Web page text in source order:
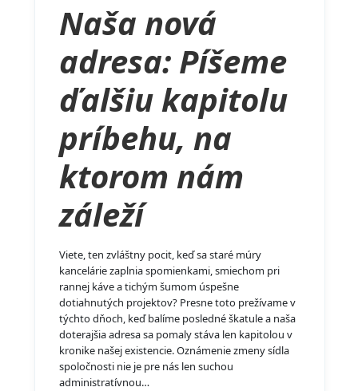
Naša nová
adresa: Píšeme
ďalšiu kapitolu
príbehu, na
ktorom nám
záleží
Viete, ten zvláštny pocit, keď sa staré múry
kancelárie zaplnia spomienkami, smiechom pri
rannej káve a tichým šumom úspešne
dotiahnutých projektov? Presne toto prežívame v
týchto dňoch, keď balíme posledné škatule a naša
doterajšia adresa sa pomaly stáva len kapitolou v
kronike našej existencie. Oznámenie zmeny sídla
spoločnosti nie je pre nás len suchou
administratívnou…